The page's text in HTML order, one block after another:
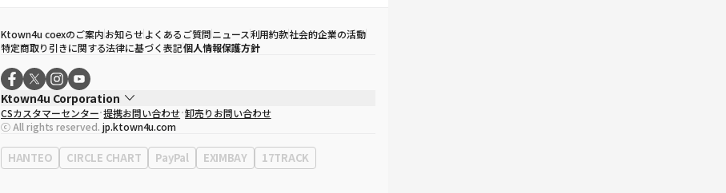
Ktown4u coexのご案内お知らせよくあるご質問ニュース利用約款社会的企業の活動
特定商取り引きに関する法律に基づく表記個人情報保護方針
Ktown4u Corporation
代表取締役
ソン・ヒョミン
事業者登録番号120-87-71116
eContext
0120-23-7523
事務所住所
ソウル特別市江南区永東大路513、3階(三成洞、coex)
CSカスタマーセンター 提携お問い合わせ 卸売りお問い合わせ
ⓒ All rights reserved. jp.ktown4u.com
HANTEO CIRCLE CHART PayPal EXIMBAY 17TRACK